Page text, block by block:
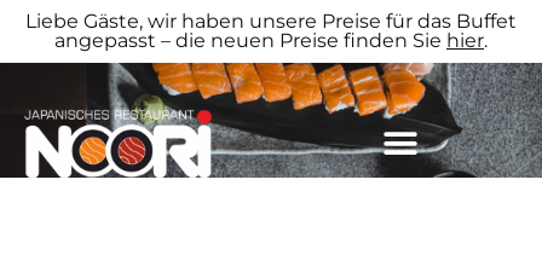
Liebe Gäste, wir haben unsere Preise für das Buffet
angepasst – die neuen Preise finden Sie hier.